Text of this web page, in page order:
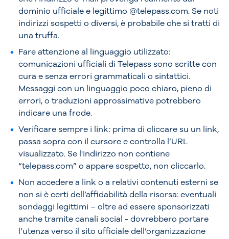
dominio ufficiale e legittimo @telepass.com. Se noti
indirizzi sospetti o diversi, è probabile che si tratti di
una truffa.
Fare attenzione al linguaggio utilizzato:
comunicazioni ufficiali di Telepass sono scritte con
cura e senza errori grammaticali o sintattici.
Messaggi con un linguaggio poco chiaro, pieno di
errori, o traduzioni approssimative potrebbero
indicare una frode.
Verificare sempre i link: prima di cliccare su un link,
passa sopra con il cursore e controlla l’URL
visualizzato. Se l'indirizzo non contiene
“telepass.com” o appare sospetto, non cliccarlo.
Non accedere a link o a relativi contenuti esterni se
non si è certi dell’affidabilità della risorsa: eventuali
sondaggi legittimi – oltre ad essere sponsorizzati
anche tramite canali social - dovrebbero portare
l’utenza verso il sito ufficiale dell’organizzazione